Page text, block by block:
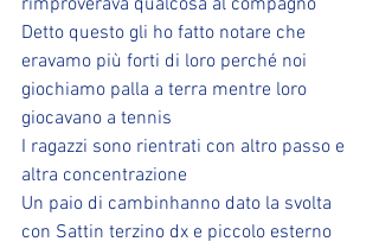
rimproverava qualcosa al compagno
Detto questo gli ho fatto notare che
eravamo più forti di loro perché noi
giochiamo palla a terra mentre loro
giocavano a tennis
I ragazzi sono rientrati con altro passo e
altra concentrazione
Un paio di cambinhanno dato la svolta
con Sattin terzino dx e piccolo esterno